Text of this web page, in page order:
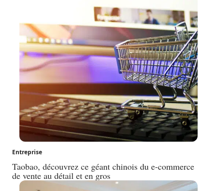
Entreprise
Taobao, découvrez ce géant chinois du e-commerce
de vente au détail et en gros